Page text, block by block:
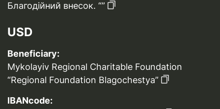
Благодійний внесок. “”
USD
Beneficiary:
Mykolayiv Regional Charitable Foundation
“Regional Foundation Blagochestya”
IBANcode: